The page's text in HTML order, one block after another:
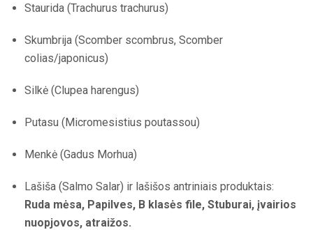
Staurida (Trachurus trachurus)
Skumbrija (Scomber scombrus, Scomber
colias/japonicus)
Silkė (Clupea harengus)
Putasu (Micromesistius poutassou)
Menkė (Gadus Morhua)
Lašiša (Salmo Salar) ir lašišos antriniais produktais:
Ruda mėsa, Papilves, B klasės file, Stuburai, įvairios
nuopjovos, atraižos.